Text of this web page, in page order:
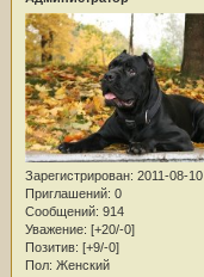
Зарегистрирован: 2011-08-10
Приглашений: 0
Сообщений: 914
Уважение: [+20/-0]
Позитив: [+9/-0]
Пол: Женский